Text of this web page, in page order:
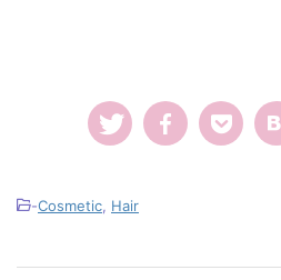
-Cosmetic, Hair